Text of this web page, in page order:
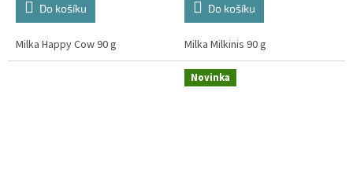
Do košíku
Milka Happy Cow 90 g
Do košíku
Milka Milkinis 90 g
Novinka